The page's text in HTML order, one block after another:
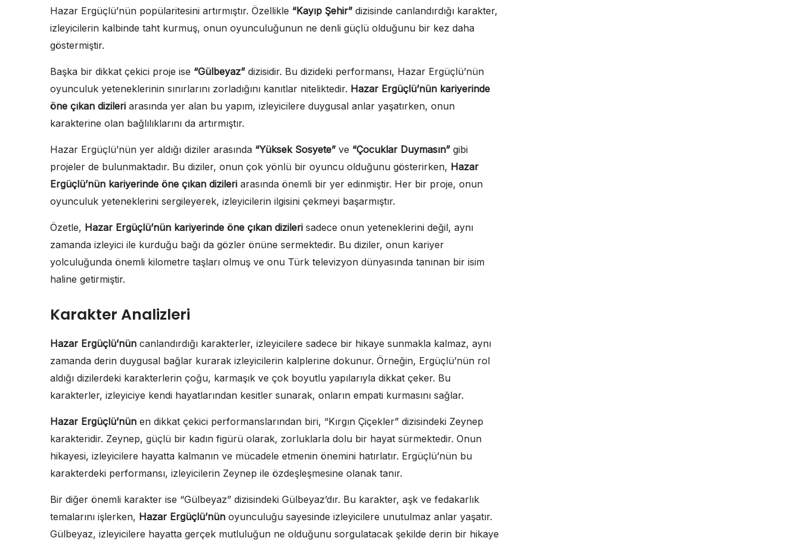
Hazar Ergüçlü’nün popülaritesini artırmıştır. Özellikle “Kayıp Şehir” dizisinde canlandırdığı karakter,
izleyicilerin kalbinde taht kurmuş, onun oyunculuğunun ne denli güçlü olduğunu bir kez daha
göstermiştir.
Başka bir dikkat çekici proje ise “Gülbeyaz” dizisidir. Bu dizideki performansı, Hazar Ergüçlü’nün
oyunculuk yeteneklerinin sınırlarını zorladığını kanıtlar niteliktedir. Hazar Ergüçlü’nün kariyerinde
öne çıkan dizileri arasında yer alan bu yapım, izleyicilere duygusal anlar yaşatırken, onun
karakterine olan bağlılıklarını da artırmıştır.
Hazar Ergüçlü’nün yer aldığı diziler arasında “Yüksek Sosyete” ve “Çocuklar Duymasın” gibi
projeler de bulunmaktadır. Bu diziler, onun çok yönlü bir oyuncu olduğunu gösterirken, Hazar
Ergüçlü’nün kariyerinde öne çıkan dizileri arasında önemli bir yer edinmiştir. Her bir proje, onun
oyunculuk yeteneklerini sergileyerek, izleyicilerin ilgisini çekmeyi başarmıştır.
Özetle, Hazar Ergüçlü’nün kariyerinde öne çıkan dizileri sadece onun yeteneklerini değil, aynı
zamanda izleyici ile kurduğu bağı da gözler önüne sermektedir. Bu diziler, onun kariyer
yolculuğunda önemli kilometre taşları olmuş ve onu Türk televizyon dünyasında tanınan bir isim
haline getirmiştir.
Karakter Analizleri
Hazar Ergüçlü’nün canlandırdığı karakterler, izleyicilere sadece bir hikaye sunmakla kalmaz, aynı
zamanda derin duygusal bağlar kurarak izleyicilerin kalplerine dokunur. Örneğin, Ergüçlü’nün rol
aldığı dizilerdeki karakterlerin çoğu, karmaşık ve çok boyutlu yapılarıyla dikkat çeker. Bu
karakterler, izleyiciye kendi hayatlarından kesitler sunarak, onların empati kurmasını sağlar.
Hazar Ergüçlü’nün en dikkat çekici performanslarından biri, “Kırgın Çiçekler” dizisindeki Zeynep
karakteridir. Zeynep, güçlü bir kadın figürü olarak, zorluklarla dolu bir hayat sürmektedir. Onun
hikayesi, izleyicilere hayatta kalmanın ve mücadele etmenin önemini hatırlatır. Ergüçlü’nün bu
karakterdeki performansı, izleyicilerin Zeynep ile özdeşleşmesine olanak tanır.
Bir diğer önemli karakter ise “Gülbeyaz” dizisindeki Gülbeyaz’dır. Bu karakter, aşk ve fedakarlık
temalarını işlerken, Hazar Ergüçlü’nün oyunculuğu sayesinde izleyicilere unutulmaz anlar yaşatır.
Gülbeyaz, izleyicilere hayatta gerçek mutluluğun ne olduğunu sorgulatacak şekilde derin bir hikaye